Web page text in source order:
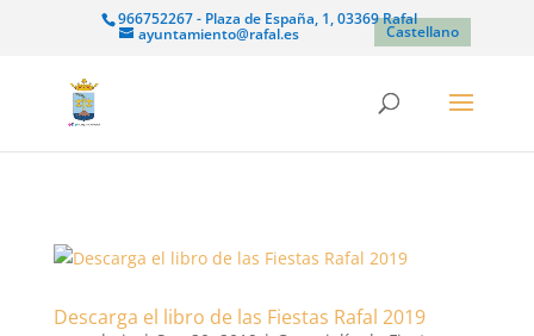
966752267 - Plaza de España, 1, 03369 Rafal
ayuntamiento@rafal.es Castellano
Descarga el libro de las Fiestas Rafal 2019